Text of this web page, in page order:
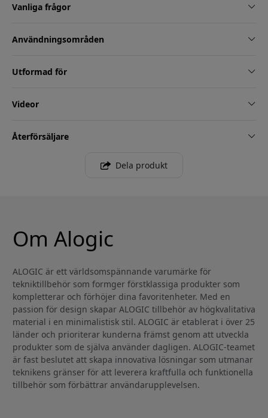
Vanliga frågor
Användningsområden
Utformad för
Videor
Återförsäljare
Dela produkt
Om Alogic
ALOGIC är ett världsomspännande varumärke för
tekniktillbehör som formger förstklassiga produkter som
kompletterar och förhöjer dina favoritenheter. Med en
passion för design skapar ALOGIC tillbehör av högkvalitativa
material i en minimalistisk stil. ALOGIC är etablerat i över 25
länder och prioriterar kunderna främst genom att utveckla
produkter som de själva använder dagligen. ALOGIC-teamet
är fast beslutet att skapa innovativa lösningar som utmanar
teknikens gränser för att leverera kraftfulla och funktionella
tillbehör som förbättrar användarupplevelsen.